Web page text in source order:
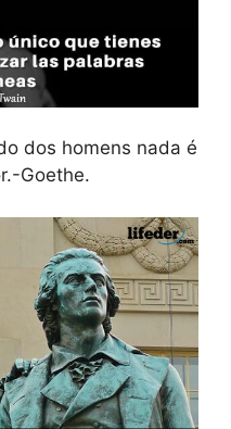
dos homens nada é
Goethe.